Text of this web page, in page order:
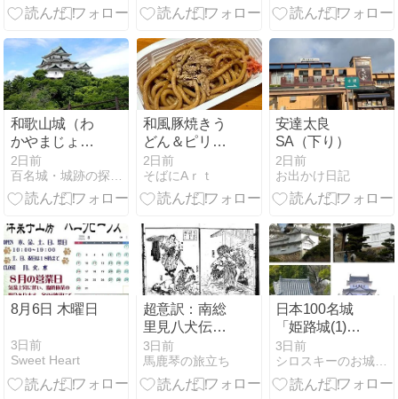
の城門と天守
飾を見る
伊豆急行
和歌山城（わ
かやまじょ
う、別名：虎
伏城） – 和歌
山県和歌山市
2日前
和風豚焼きう
どん＆ピリ辛
ザンギ焼きそ
ば「セイコー
マート」
2日前
そばにAｒｔ
安達太良
SA（下り）
2日前
お出かけ日記
8月6日 木曜日
3日前
Sweet Heart
超意訳：南総
里見八犬伝
【第三十八回
戸外を守って
一犬士、間者
3日前
馬鹿琴の旅立ち
日本100名城
「姫路城(1)」
－世界遺産で
大手門からの
天守群迄の登
3日前